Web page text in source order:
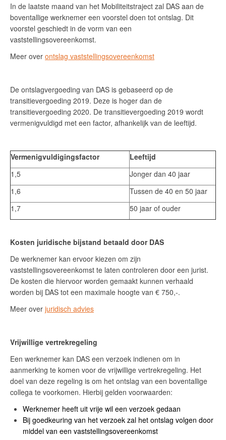
In de laatste maand van het Mobiliteitstraject zal DAS aan de
boventallige werknemer een voorstel doen tot ontslag. Dit
voorstel geschiedt in de vorm van een
vaststellingsovereenkomst.
Meer over ontslag vaststellingsovereenkomst
De ontslagvergoeding van DAS is gebaseerd op de
transitievergoeding 2019. Deze is hoger dan de
transitievergoeding 2020. De transitievergoeding 2019 wordt
vermenigvuldigd met een factor, afhankelijk van de leeftijd.
Vermenigvuldigingsfactor
Leeftijd
1,5
Jonger dan 40 jaar
1,6
Tussen de 40 en 50 jaar
1,7
50 jaar of ouder
Kosten juridische bijstand betaald door DAS
De werknemer kan ervoor kiezen om zijn
vaststellingsovereenkomst te laten controleren door een jurist.
De kosten die hiervoor worden gemaakt kunnen verhaald
worden bij DAS tot een maximale hoogte van € 750,-.
Meer over juridisch advies
Vrijwillige vertrekregeling
Een werknemer kan DAS een verzoek indienen om in
aanmerking te komen voor de vrijwillige vertrekregeling. Het
doel van deze regeling is om het ontslag van een boventallige
collega te voorkomen. Hierbij gelden voorwaarden:
Werknemer heeft uit vrije wil een verzoek gedaan
Bij goedkeuring van het verzoek zal het ontslag volgen door
middel van een vaststellingsovereenkomst